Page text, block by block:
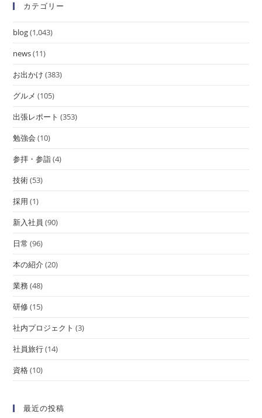
カテゴリー
blog(1,043)
news(11)
お出かけ (383)
グルメ (105)
出張レポート (353)
勉強会 (10)
参拝・参詣(4)
技術(53)
採用 (1)
新入社員 (90)
日常 (96)
本の紹介(20)
業務(48)
研修(15)
社内プロジェクト (3)
社員旅行(14)
資格(10)
最近の投稿